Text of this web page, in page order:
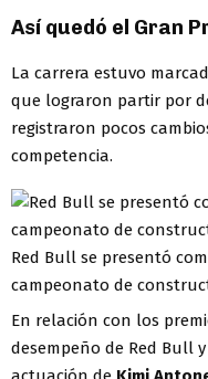
Así quedó el Gran
La carrera estuvo
que lograron partir por
registraron pocos
competencia.
Red Bull se presentó
campeonato de
En relación con los
desempeño de Red Bull